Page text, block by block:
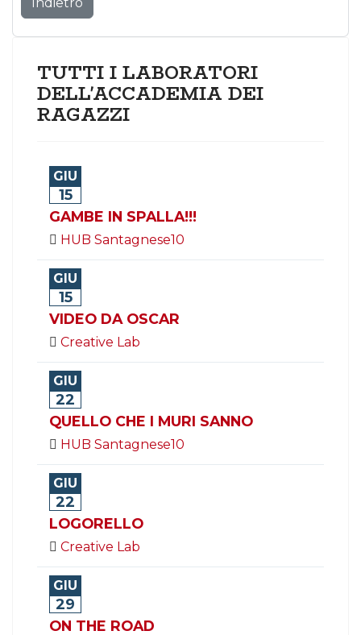
TUTTI I LABORATORI
DELL'ACCADEMIA DEI
RAGAZZI
GIU
15
GAMBE IN SPALLA!!!
HUB Santagnese10
GIU
15
VIDEO DA OSCAR
Creative Lab
GIU
22
QUELLO CHE I MURI SANNO
HUB Santagnese10
GIU
22
LOGORELLO
Creative Lab
GIU
29
ON THE ROAD